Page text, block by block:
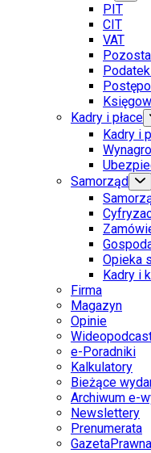
PIT
CIT
VAT
Kadry i płace
Kadry i
Samorząd
Opieka
Kadry i
Firma
Magazyn
Opinie
e-Poradniki
Kalkulatory
Bieżące
Archiwum e-
Newslettery
Prenumerata